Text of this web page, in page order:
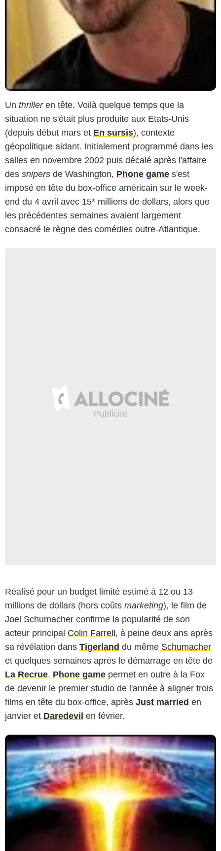
Un thrilleren tête. Voilà quelque temps que la
situation ne s'était plus produite aux Etats-Unis
(depuis début mars et En sursis), contexte
géopolitique aidant. Initialement programmé dans les
salles en novembre 2002 puis décalé après l'affaire
des snipers de Washington, Phone game s'est
imposé en tête du box-office américain sur le week-
end du 4 avril avec 15* millions de dollars, alors que
les précédentes semaines avaient largement
consacré le règne des comédies outre-Atlantique.
Réalisé pour un budget limité estimé à 12 ou 13
millions de dollars (hors coûts marketing), le film de
Joel Schumacher confirme la popularité de son
acteur principal Colin Farrell , à peine deux ans après
sa révélation dans Tigerland du même Schumacher
et quelques semaines après le démarrage en tête de
La Recrue. Phone game permet en outre à la Fox
de devenir le premier studio de l'année à aligner trois
films en tête du box-office, après Just married en
janvier et Daredevil en février.